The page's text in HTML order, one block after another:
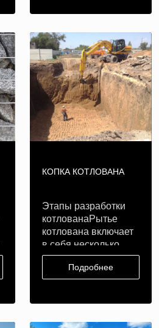
КОПКА КОТЛОВАНА
Этапы разработки
котлованаРытье
котлована включает
в себя несколько
этапов:геоде..
Подробнее